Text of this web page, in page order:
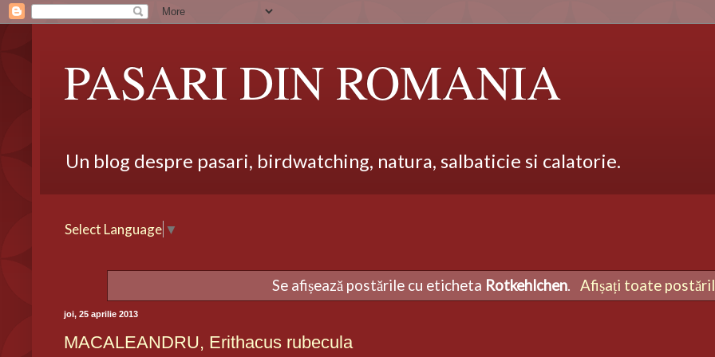
PASARI DIN ROMANIA
Un blog despre pasari, birdwatching, natura, salbaticie si calatorie.
Select Language ▼
Se afișează postările cu eticheta Rotkehlchen. Afișați toate
joi, 25 aprilie 2013
MACALEANDRU, Erithacus rubecula